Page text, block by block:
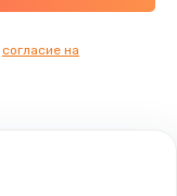
согласие на